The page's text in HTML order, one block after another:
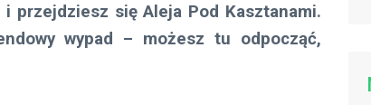
przejdziesz się Aleja Pod Kasztanami.
wypad – możesz tu odpocząć,